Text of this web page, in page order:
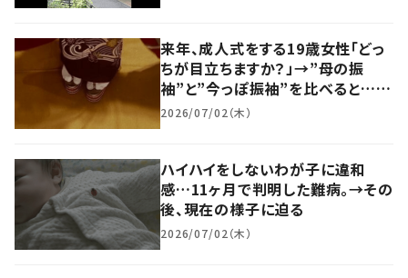
来年、成人式をする19歳女性「どっ
ちが目立ちますか？」→”母の振
袖”と”今っぽ振袖”を比べると…
「ええ着物やねぇ」「上品で素敵」
2026/07/02（木）
ハイハイをしないわが子に違和
感…11ヶ月で判明した難病。→その
後、現在の様子に迫る
2026/07/02（木）